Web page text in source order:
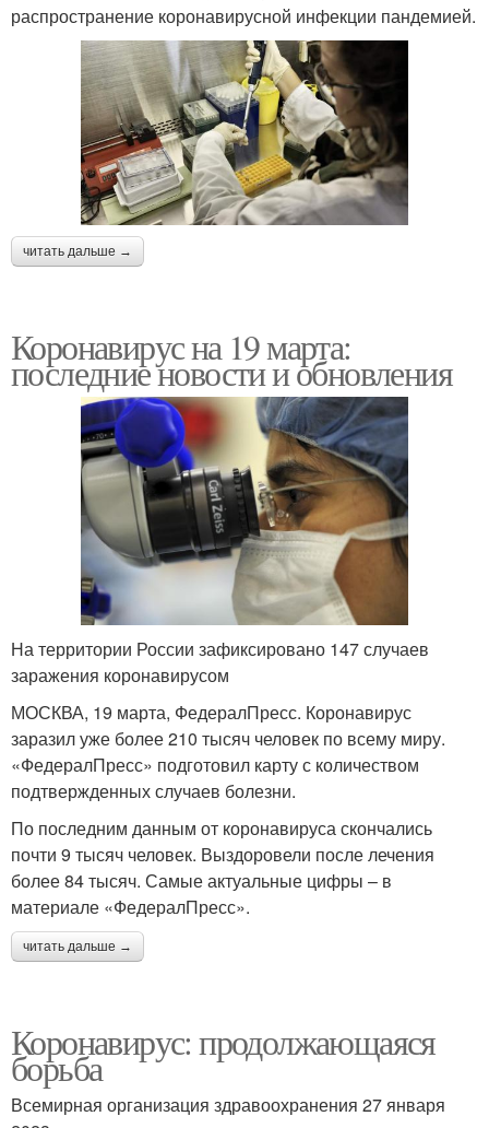
распространение коронавирусной инфекции пандемией.
читать дальше →
Коронавирус на 19 марта:
последние новости и обновления
На территории России зафиксировано 147 случаев
заражения коронавирусом
МОСКВА, 19 марта, ФедералПресс. Коронавирус
заразил уже более 210 тысяч человек по всему миру.
«ФедералПресс» подготовил карту с количеством
подтвержденных случаев болезни.
По последним данным от коронавируса скончались
почти 9 тысяч человек. Выздоровели после лечения
более 84 тысяч. Самые актуальные цифры – в
материале «ФедералПресс».
читать дальше →
Коронавирус: продолжающаяся
борьба
Всемирная организация здравоохранения 27 января